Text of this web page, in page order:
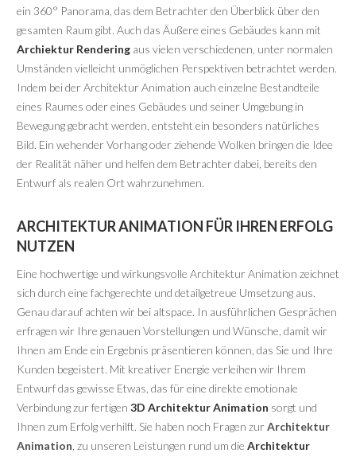
ein 360° Panorama, das dem Betrachter den Überblick über den
gesamten Raum gibt. Auch das Äußere eines Gebäudes kann mit
Archiektur Rendering aus vielen verschiedenen, unter normalen
Umständen vielleicht unmöglichen Perspektiven betrachtet werden.
Indem bei der Architektur Animation auch einzelne Bestandteile
eines Raumes oder eines Gebäudes und seiner Umgebung in
Bewegung gebracht werden, entsteht ein besonders natürliches
Bild. Ein wehender Vorhang oder ziehende Wolken bringen die Idee
der Realität näher und helfen dem Betrachter dabei, bereits den
Entwurf als realen Ort wahrzunehmen.
ARCHITEKTUR ANIMATION FÜR IHREN ERFOLG
NUTZEN
Eine hochwertige und wirkungsvolle Architektur Animation zeichnet
sich durch eine fachgerechte und detailgetreue Umsetzung aus.
Genau darauf achten wir bei altspace. In ausführlichen Gesprächen
erfragen wir Ihre genauen Vorstellungen und Wünsche, damit wir
Ihnen am Ende ein Ergebnis präsentieren können, das Sie und Ihre
Kunden begeistert. Mit kreativer Energie verleihen wir Ihrem
Entwurf das gewisse Etwas, das für eine direkte emotionale
Verbindung zur fertigen 3D Architektur Animation sorgt und
Ihnen zum Erfolg verhilft. Sie haben noch Fragen zurArchitektur
Animation , zu unseren Leistungen rund um die Architektur